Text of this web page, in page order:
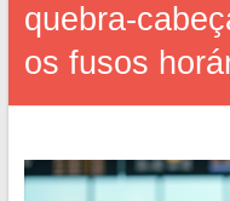
quebra-
os fusos